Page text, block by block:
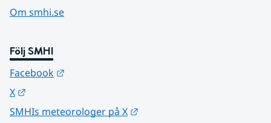
Om smhi.se
Följ SMHI
Facebook
X
SMHIs meteorologer på X